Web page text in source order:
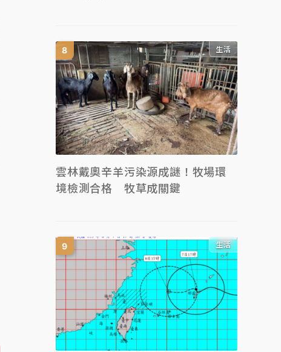
生活
雲林戴奧辛羊污染源成謎！牧場環
境檢測合格 牧草成關鍵
生活